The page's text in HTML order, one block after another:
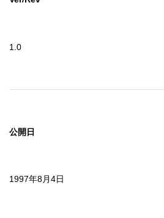
1.0
公開日
1997年8月4日